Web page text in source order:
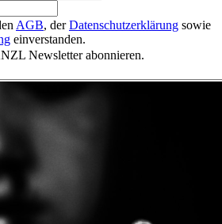
AGB, derDatenschutzerklärung sowie
einverstanden.
Newsletter abonnieren.